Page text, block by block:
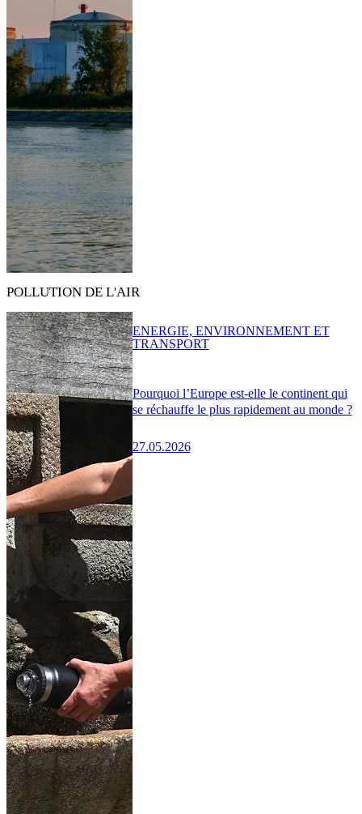
POLLUTION DE L'AIR
Pourquoi l’Europe est-elle le continent qui
se réchauffe le plus rapidement au monde ?
27.05.2026
ENERGIE, ENVIRONNEMENT ET
TRANSPORT